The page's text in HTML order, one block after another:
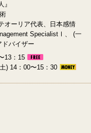
オーリア代表、日本感情
SpecialistⅠ、 (一
バイザー
13：15
) 14：00〜15：30